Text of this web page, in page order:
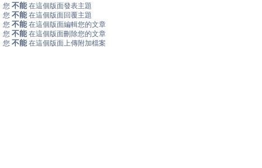
您 不能 在這個版面發表主題
您 不能 在這個版面回覆主題
您 不能 在這個版面編輯您的文章
您 不能 在這個版面刪除您的文章
您 不能 在這個版面上傳附加檔案